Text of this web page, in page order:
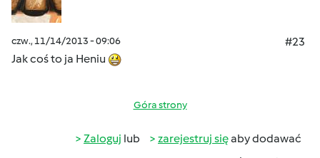
czw., 11/14/2013 - 09:06
#23
Jak coś to ja Heniu
Góra strony
Zaloguj lub zarejestruj sięaby dodawać